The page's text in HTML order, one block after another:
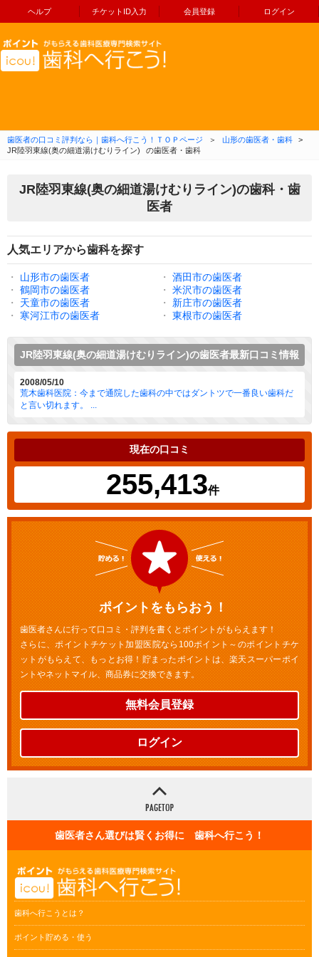
ヘルプ チケットID入力 会員登録 ログイン
コンテンツへ移動
歯医者の口コミ評判なら｜歯科へ行こう！ＴＯＰページ ＞ 山形の歯医者・歯科
>
JR陸羽東線(奥の細道湯けむりライン)
の歯医者・歯科
JR陸羽東線(奥の細道湯けむりライン)の歯科・歯
医者
人気エリアから歯科を探す
・ 山形市の歯医者 ・
酒田市の歯医者
・
鶴岡市の歯医者 ・
米沢市の歯医者
・
天童市の歯医者 ・
新庄市の歯医者
・
寒河江市の歯医者 ・ 東根市の歯医者
JR陸羽東線(奥の細道湯けむりライン)の歯医者最新口コミ情報
2008/05/10
荒木歯科医院：今まで通院した歯科の中ではダントツで一番良い歯科だ
と言い切れます。 ...
現在の口コミ
255,413件
ポイントをもらおう！
歯医者さんに行って口コミ・評判を書くとポイントがもらえます！
さらに、ポイントチケット加盟医院なら100ポイント～のポイントチケ
ットがもらえて、もっとお得！貯まったポイントは、楽天スーパーポイ
ントやネットマイル、商品券に交換できます。
無料会員登録
ログイン
歯医者さん選びは賢くお得に 歯科へ行こう！
歯科へ行こうとは？
ポイント貯める・使う